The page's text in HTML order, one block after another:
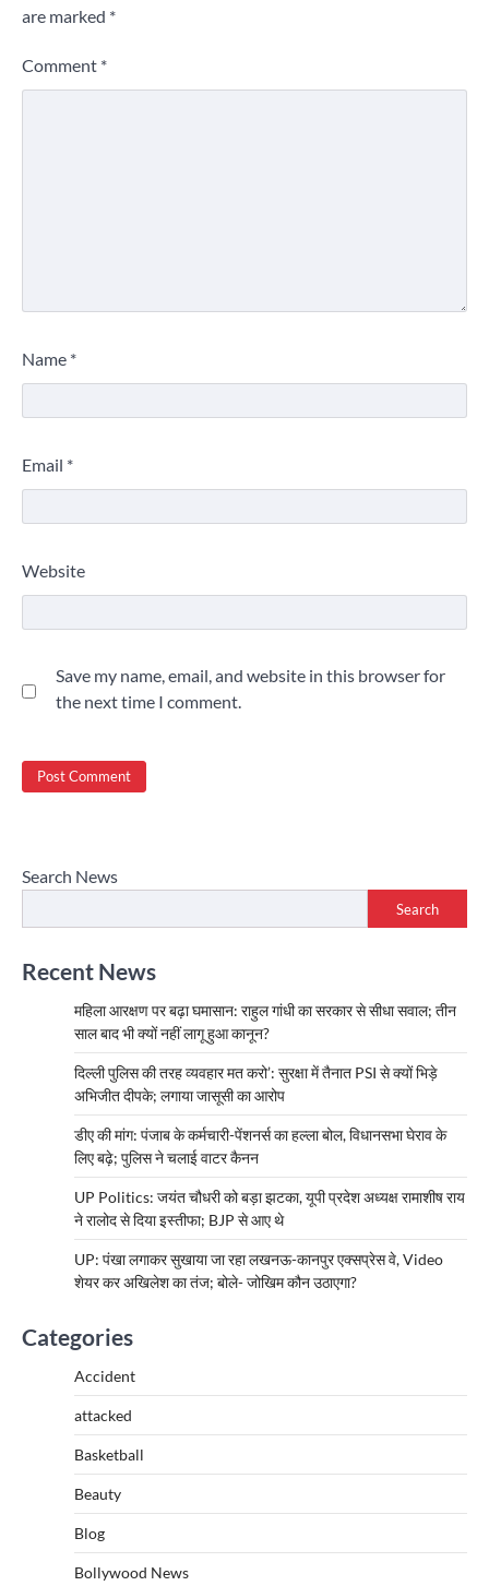
are marked *
Comment *
Name *
Email *
Website
Save my name, email, and website in this browser for
the next time I comment.
Search News
Search
Recent News
महिला आरक्षण पर बढ़ा घमासान: राहुल गांधी का सरकार से सीधा सवाल; तीन
साल बाद भी क्यों नहीं लागू हुआ कानून?
दिल्ली पुलिस की तरह व्यवहार मत करो’: सुरक्षा में तैनात PSI से क्यों भिड़े
अभिजीत दीपके; लगाया जासूसी का आरोप
डीए की मांग: पंजाब के कर्मचारी-पेंशनर्स का हल्ला बोल, विधानसभा घेराव के
लिए बढ़े; पुलिस ने चलाई वाटर कैनन
UP Politics: जयंत चौधरी को बड़ा झटका, यूपी प्रदेश अध्यक्ष रामाशीष राय
ने रालोद से दिया इस्तीफा; BJP से आए थे
UP: पंखा लगाकर सुखाया जा रहा लखनऊ-कानपुर एक्सप्रेस वे, Video
शेयर कर अखिलेश का तंज; बोले- जोखिम कौन उठाएगा?
Categories
Accident
attacked
Basketball
Beauty
Blog
Bollywood News